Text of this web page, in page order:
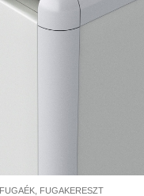
FUGAÉK, FUGAKERESZT